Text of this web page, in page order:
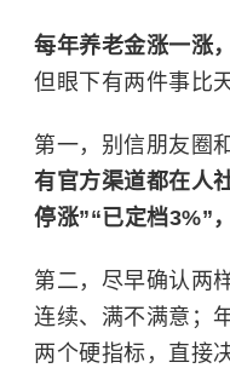
每年养老金涨一涨
但眼下有两件事比
第一，别信朋友圈
有官方渠道都在人
停涨”“已定档3%”
第二，尽早确认两
连续、满不满意；
两个硬指标，直接